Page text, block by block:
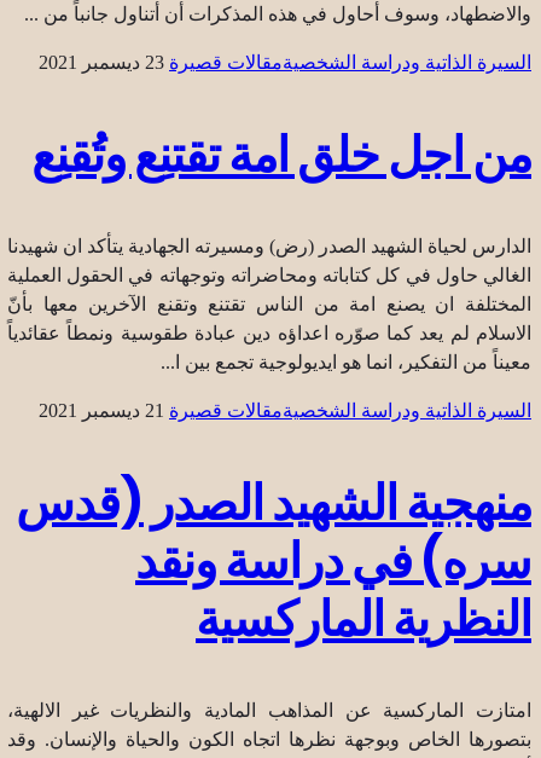
والاضطهاد، وسوف أحاول في هذه المذكرات أن أتناول جانباً من ...
السيرة الذاتية ودراسة الشخصيةمقالات قصيرة 23 ديسمبر 2021
من اجل خلق امة تقتنِع وتُقنِع
الدارس لحياة الشهيد الصدر (رض) ومسيرته الجهادية يتأكد ان شهيدنا
الغالي حاول في كل كتاباته ومحاضراته وتوجهاته في الحقول العملية
المختلفة ان يصنع امة من الناس تقتنع وتقنع الآخرين معها بأنّ
الاسلام لم يعد كما صوّره اعداؤه دين عبادة طقوسية ونمطاً عقائدياً
معيناً من التفكير، انما هو ايديولوجية تجمع بين ا...
السيرة الذاتية ودراسة الشخصيةمقالات قصيرة 21 ديسمبر 2021
منهجية الشهيد الصدر (قدس
سره) في دراسة ونقد
النظرية الماركسية
امتازت الماركسية عن المذاهب المادية والنظريات غير الالهية،
بتصورها الخاص وبوجهة نظرها اتجاه الكون والحياة والإنسان. وقد